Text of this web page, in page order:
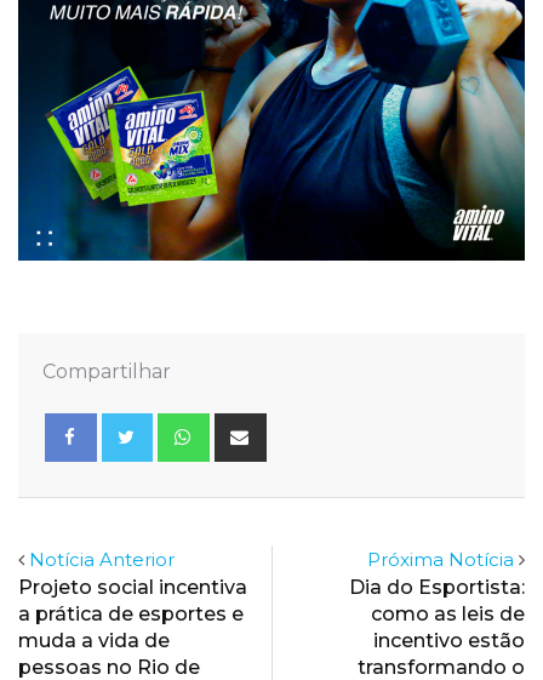
Compartilhar
Whatsapp
Notícia Anterior
Projeto social incentiva
a prática de esportes e
muda a vida de
pessoas no Rio de
Próxima Notícia
Dia do Esportista:
como as leis de
incentivo estão
transformando o